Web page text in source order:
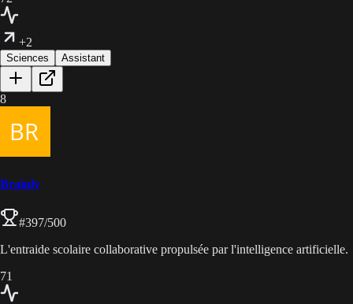
+2
Sciences Assistant
8
Brainly
#397/500
L'entraide scolaire collaborative propulsée par l'intelligence artificielle.
71